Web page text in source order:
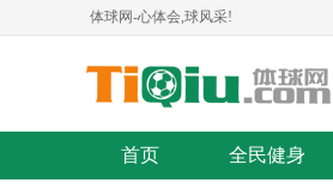
体球网-心体会,球风采!
首页 全民健身